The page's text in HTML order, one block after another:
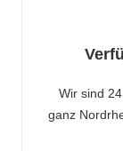
Wir sind
ganz